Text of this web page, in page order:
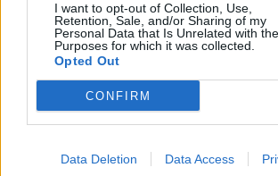
I want to opt-out of Collection, Use,
Retention, Sale, and/or Sharing of my
Personal Data that Is Unrelated with the
Purposes for which it was collected.
Opted Out
CONFIRM
Data Deletion Data Access
Le 5 sarde ancora nel
laziali, 4 campane e la
Venafro
6 Ago 2026
Anche il Fasano out e le
ripescate
5 Ago 2026